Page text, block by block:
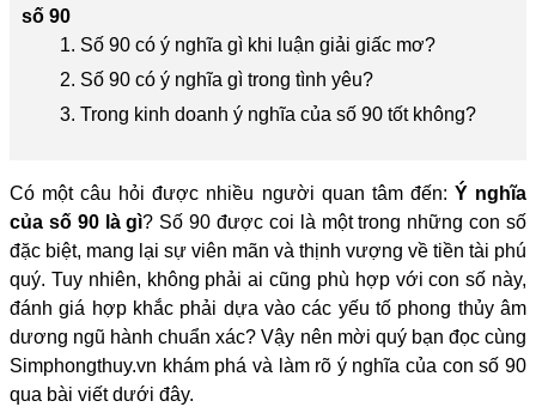
số 90
1. Số 90 có ý nghĩa gì khi luận giải giấc mơ?
2. Số 90 có ý nghĩa gì trong tình yêu?
3. Trong kinh doanh ý nghĩa của số 90 tốt không?
Có một câu hỏi được nhiều người quan tâm đến: Ý nghĩa
của số 90 là gì? Số 90 được coi là một trong những con số
đặc biệt, mang lại sự viên mãn và thịnh vượng về tiền tài phú
quý. Tuy nhiên, không phải ai cũng phù hợp với con số này,
đánh giá hợp khắc phải dựa vào các yếu tố phong thủy âm
dương ngũ hành chuẩn xác? Vậy nên mời quý bạn đọc cùng
Simphongthuy.vn khám phá và làm rõ ý nghĩa của con số 90
qua bài viết dưới đây.